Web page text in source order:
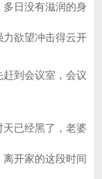
日没有滋润的身
欲望冲击得云开
到会议室，会议
已经黑了，老婆
开家的这段时间